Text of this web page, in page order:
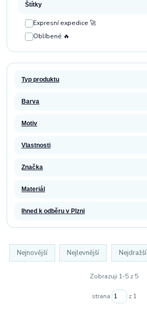
Štítky
Expresní expedice 🚀
Oblíbené 🔥
Typ produktu
Barva
Motiv
Vlastnosti
Značka
Materiál
Ihned k odběru v Plzni
Nejnovější Nejlevnější Nejdražší
Zobrazuji 1-5 z 5
strana z 1